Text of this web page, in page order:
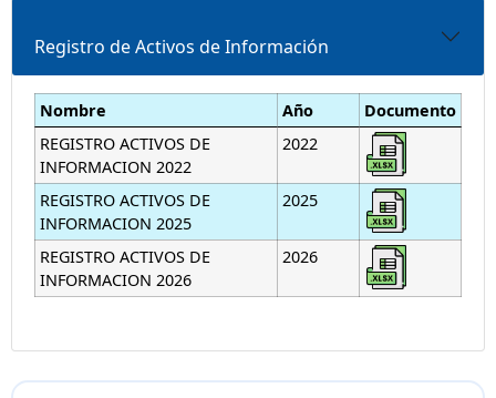
Registro de Activos de Información
Nombre Año
Documento
REGISTRO ACTIVOS DE
INFORMACION 2022
2022
REGISTRO ACTIVOS DE
INFORMACION 2025
2025
REGISTRO ACTIVOS DE
INFORMACION 2026
2026